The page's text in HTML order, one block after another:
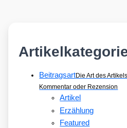
BeitragsartDie Art des
Kommentar oder Rezension
Artikel
Erzählung
Featured